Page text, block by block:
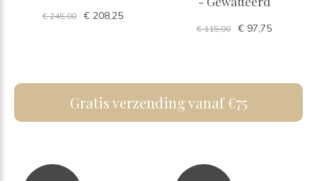
€ 245,00 € 208,25
€ 115,00 € 97,75
Gratis verzending vanaf €75